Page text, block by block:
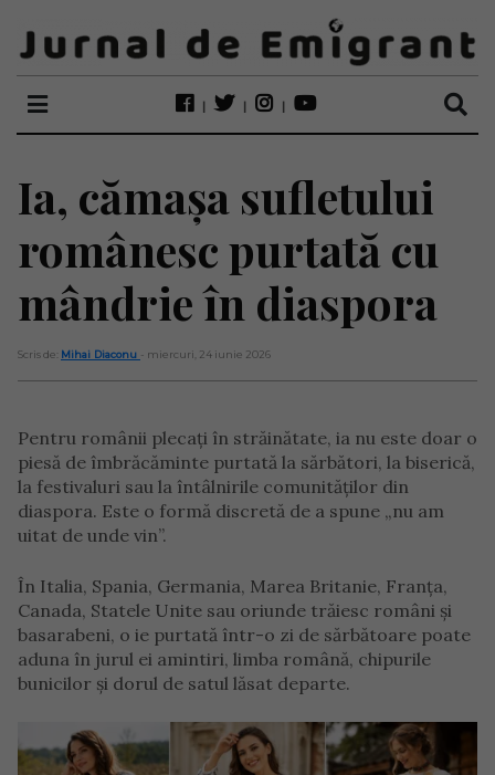
Ia, cămașa sufletului
românesc purtată cu
mândrie în diaspora
Scris de: Mihai Diaconu - miercuri, 24 iunie 2026
Pentru românii plecați în străinătate, ia nu este doar o
piesă de îmbrăcăminte purtată la sărbători, la biserică,
la festivaluri sau la întâlnirile comunităților din
diaspora. Este o formă discretă de a spune „nu am
uitat de unde vin”.
În Italia, Spania, Germania, Marea Britanie, Franța,
Canada, Statele Unite sau oriunde trăiesc români și
basarabeni, o ie purtată într-o zi de sărbătoare poate
aduna în jurul ei amintiri, limba română, chipurile
bunicilor și dorul de satul lăsat departe.